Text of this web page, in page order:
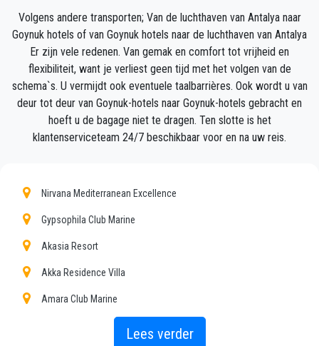
en een helpende hand klaar om u te helpen met uw
bagage en brengt u naar uw bestemming in Goynuk.
Uw ervaring met onze transferservice zal uitstekend
zijn, aangezien ons team trotse professionals zijn
die ervoor zullen zorgen dat u op tijd wordt
opgehaald, met klasse wordt overgebracht en op een
Wij bieden onze klanten een professionele en privé
taxiservice, met een betaalbaar tarief, professionele
Goynuk.
Volgens andere transporten; Van de luchthaven van Antalya naar
Goynuk hotels of van Goynuk hotels naar de luchthaven van Antalya
Er zijn vele redenen. Van gemak en comfort tot vrijheid en
flexibiliteit, want je verliest geen tijd met het volgen van de
schema`s. U vermijdt ook eventuele taalbarrières. Ook wordt u van
deur tot deur van Goynuk-hotels naar Goynuk-hotels gebracht en
hoeft u de bagage niet te dragen. Ten slotte is het
klantenserviceteam 24/7 beschikbaar voor en na uw reis.
Nirvana Mediterranean Excellence
Gypsophila Club Marine
Akasia Resort
Akka Residence Villa
Amara Club Marine
Lees verder